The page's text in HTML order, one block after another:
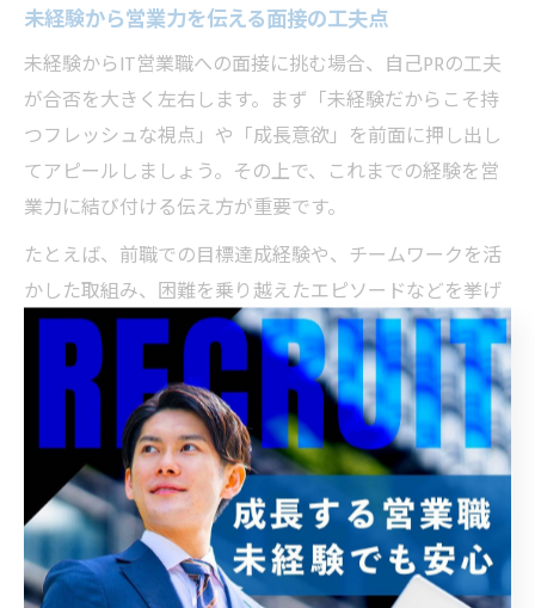
未経験から営業力を伝える面接の工夫点
未経験からIT営業職への面接に挑む場合、自己PRの工夫
が合否を大きく左右します。まず「未経験だからこそ持
つフレッシュな視点」や「成長意欲」を前面に押し出し
てアピールしましょう。その上で、これまでの経験を営
業力に結び付ける伝え方が重要です。
たとえば、前職での目標達成経験や、チームワークを活
かした取組み、困難を乗り越えたエピソードなどを挙げ
て「自分の強みが営業現場でどう活きるか」を具体的に
説明します。面接官は「どのように学び、実践していく
姿勢があるか」を見ています。
最後に、面接の準備として「業界や企業について事前に
リサーチし、自分なりの質問や意見を持って臨む」こと
も評価アップにつながります。自信を持って挑戦する姿
勢が、未経験者の強力な武器となります。